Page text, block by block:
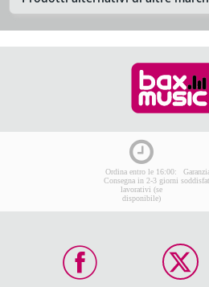
Ordina entro le 16:00:
Consegna in 2-3 giorni
lavorativi (se
disponibile)